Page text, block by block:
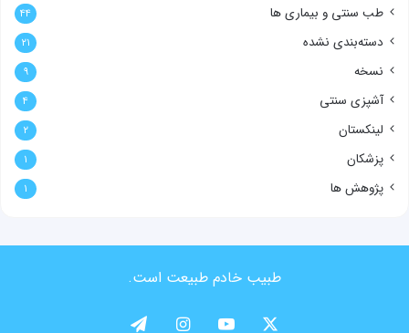
طب سنتی و بیماری ها ۴۴
دسته‌بندی نشده ۲۱
نسخه ۹
آشپزی سنتی ۴
لینکستان ۲
پزشکان ۱
پژوهش ها ۱
طبیب خادم طبیعت است.
یوتیوباینستاگرامتلگرام